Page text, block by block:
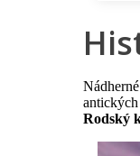
Nádherné
antických
Rodský